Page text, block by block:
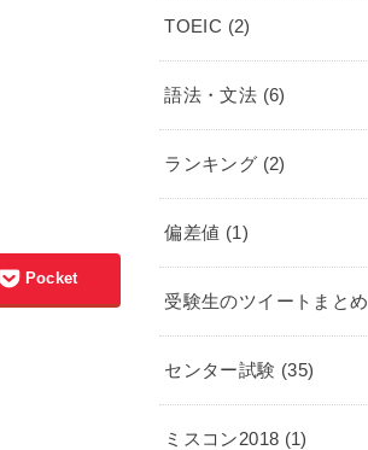
Pocket
TOEIC (2)
語法・文法 (6)
ランキング (2)
偏差値 (1)
受験生のツイートまとめ
センター試験 (35)
ミスコン2018 (1)